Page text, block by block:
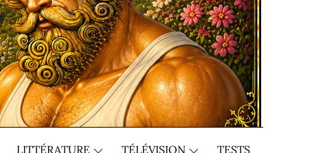
LITTÉRATURE TÉLÉVISION TESTS